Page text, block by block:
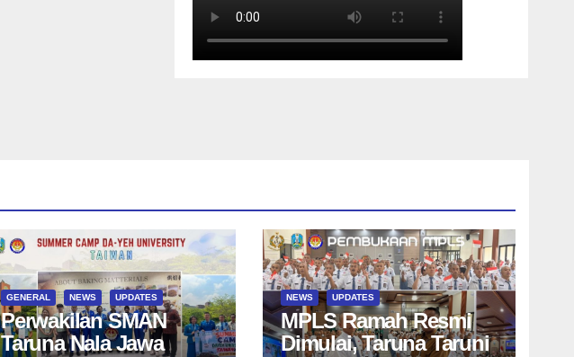
GENERAL NEWS UPDATES
Perwakilan SMAN
Taruna Nala Jawa
NEWS UPDATES
MPLS Ramah Resmi
Dimulai, Taruna Taruni